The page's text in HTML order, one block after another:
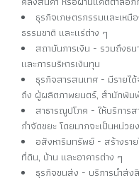
ธุรกิจเกษตรกรรมและเห
ธรรมชาติ และแร่ต่าง ๆ
สถาบันการเงิน - รวมถึงธ
และการบริหารเงินทุน
ธุรกิจสารสนเทศ - มีรายไ
ถึง ผู้ผลิตภาพยนตร์, สำนักพิ
สาธารณูปโภค - ให้บริการ
กำจัดขยะ โดยมากจะเป็นหน่ว
อสังหาริมทรัพย์ - สร้างราย
ที่ดิน, บ้าน และอาคารต่าง ๆ
ธุรกิจขนส่ง - บริการนำส่ง